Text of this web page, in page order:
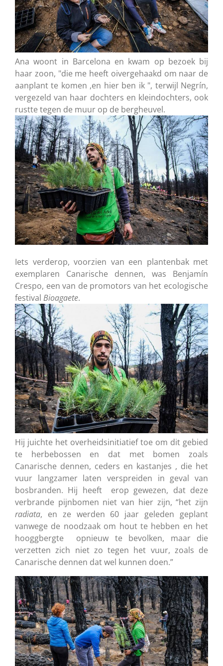
Ana woont in Barcelona en kwam op bezoek bij
haar zoon, "die me heeft oivergehaakd om naar de
aanplant te komen ,en hier ben ik ", terwijl Negrín,
vergezeld van haar dochters en kleindochters, ook
rustte tegen de muur op de bergheuvel.
Iets verderop, voorzien van een plantenbak met
exemplaren Canarische dennen, was Benjamín
Crespo, een van de promotors van het ecologische
festival Bioagaete.
Hij juichte het overheidsinitiatief toe om dit gebied
te herbebossen en dat met bomen zoals
Canarische dennen, ceders en kastanjes , die het
vuur langzamer laten verspreiden in geval van
bosbranden. Hij heeft erop gewezen, dat deze
verbrande pijnbomen niet van hier zijn, “het zijn
radiata, en ze werden 60 jaar geleden geplant
vanwege de noodzaak om hout te hebben en het
hooggbergte opnieuw te bevolken, maar die
verzetten zich niet zo tegen het vuur, zoals de
Canarische dennen dat wel kunnen doen.”